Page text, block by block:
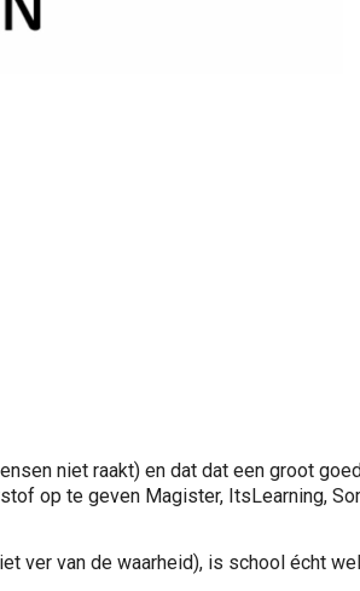
niet raakt) en dat dat een groot
op te geven Magister, ItsLearning,
ver van de waarheid), is school écht